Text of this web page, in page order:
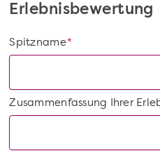
Erlebnisbewertung
*
Spitzname
Zusammenfassung Ihrer